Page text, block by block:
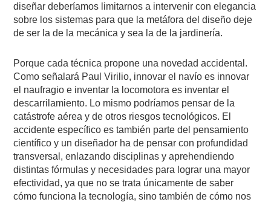
diseñar deberíamos limitarnos a intervenir con elegancia
sobre los sistemas para que la metáfora del diseño deje
de ser la de la mecánica y sea la de la jardinería.
Porque cada técnica propone una novedad accidental.
Como señalará Paul Virilio, innovar el navío es innovar
el naufragio e inventar la locomotora es inventar el
descarrilamiento. Lo mismo podríamos pensar de la
catástrofe aérea y de otros riesgos tecnológicos. El
accidente específico es también parte del pensamiento
científico y un diseñador ha de pensar con profundidad
transversal, enlazando disciplinas y aprehendiendo
distintas fórmulas y necesidades para lograr una mayor
efectividad, ya que no se trata únicamente de saber
cómo funciona la tecnología, sino también de cómo nos